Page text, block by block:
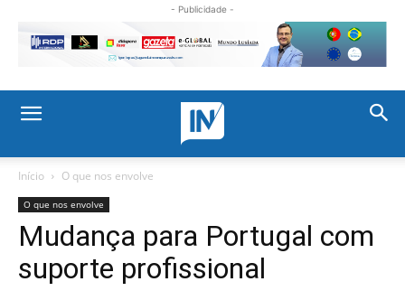
- Publicidade -
Início O que nos envolve
O que nos envolve
Mudança para Portugal com
suporte profissional